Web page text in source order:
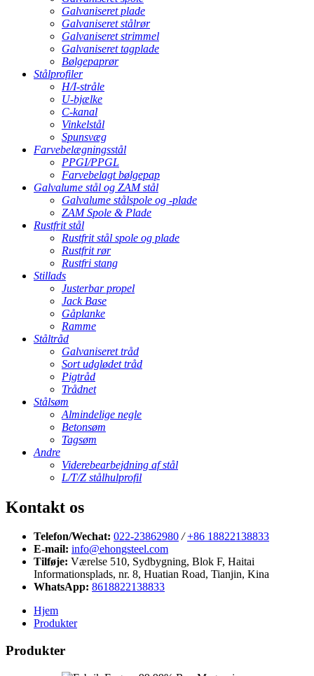
Galvaniseret plade
Galvaniseret stålrør
Galvaniseret strimmel
Galvaniseret tagplade
Bølgepaprør
Stålprofiler
H/I-stråle
U-bjælke
C-kanal
Vinkelstål
Spunsvæg
Farvebelægningsstål
PPGI/PPGL
Farvebelagt bølgepap
Galvalume stål og ZAM stål
Galvalume stålspole og -plade
ZAM Spole & Plade
Rustfrit stål
Rustfrit stål spole og plade
Rustfrit rør
Rustfri stang
Stillads
Justerbar propel
Jack Base
Gåplanke
Ramme
Ståltråd
Galvaniseret tråd
Sort udglødet tråd
Pigtråd
Trådnet
Stålsøm
Almindelige negle
Betonsøm
Tagsøm
Andre
Viderebearbejdning af stål
L/T/Z stålhulprofil
Kontakt os
Telefon/Wechat: 022-23862980 / +86 18822138833
E-mail: info@ehongsteel.com
Tilføje: Værelse 510, Sydbygning, Blok F, Haitai
Informationsplads, nr. 8, Huatian Road, Tianjin, Kina
WhatsApp: 8618822138833
Hjem
Produkter
Produkter